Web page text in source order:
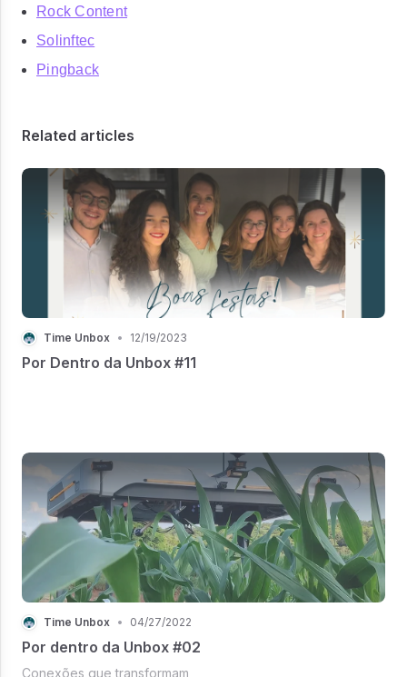
Rock Content
Solinftec
Pingback
Related articles
Time Unbox • 12/19/2023
Por Dentro da Unbox #11
Time Unbox • 04/27/2022
Por dentro da Unbox #02
Conexões que transformam